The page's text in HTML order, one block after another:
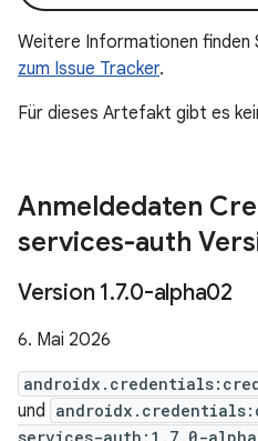
Weitere Informationen finden
zum Issue Tracker.
Für dieses Artefakt gibt es
Anmeldedaten
services-auth
Version 1.7.0-alpha02
6. Mai 2026
und